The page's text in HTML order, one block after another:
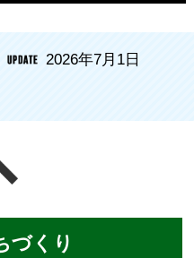
2026年7月1日
づくり